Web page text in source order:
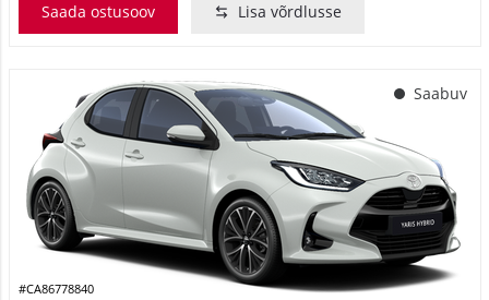
Saada ostusoov Lisa võrdlusse
Saabuv
#CA86778840